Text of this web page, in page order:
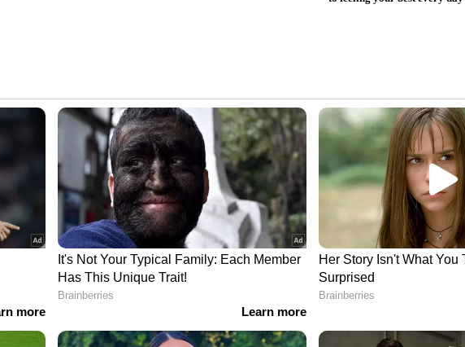
അതിലേയ്ക്ക് ഒരു ടീസ്പൂണ്‍ തേനും ചേര്‍ത്ത്
പുരട്ടാം. 20 മിനിറ്റിന് ശേഷം
ചര്‍മ്മത്തില്‍ ജലാംശം നിലനിര്‍ത്താന്‍
തൈര് ചേര്‍ത്ത് നന്നായി യോജിപ്പിക്കുക.
മിനിറ്റിന് ശേഷം കഴുകി കളയാം. നല്ലൊരു
ഉറപ്പാക്കാൻ പാക്കുകളും
പാച്ച് ടെസ്റ്റ് ചെയ്യുക. അതുപോലെ തന്നെ ഒരു